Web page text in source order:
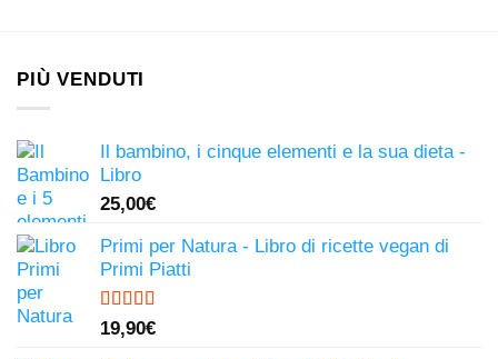
PIÙ VENDUTI
Il bambino, i cinque elementi e la sua dieta -
Libro
25,00€
Primi per Natura - Libro di ricette vegan di
Primi Piatti
Valutato
4.50
19,90€